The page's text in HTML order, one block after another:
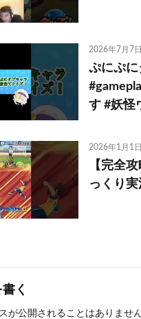
2026年7月7日
ぷにぷに
す #妖怪
2026年1月1日
【完全
っくり
く
が公開されることはありません